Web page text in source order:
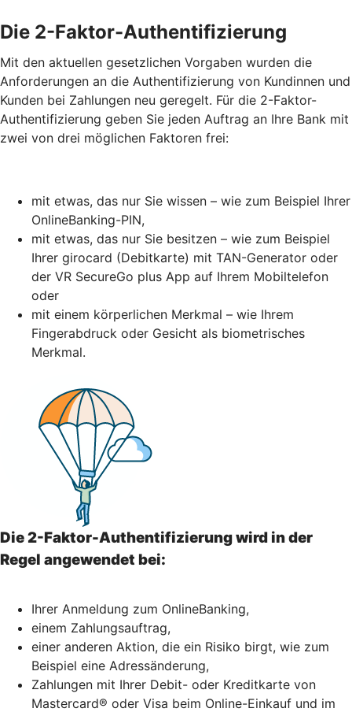
Die 2-Faktor-Authentifizierung
Mit den aktuellen gesetzlichen Vorgaben wurden die
Anforderungen an die Authentifizierung von Kundinnen und
Kunden bei Zahlungen neu geregelt. Für die 2-Faktor-
Authentifizierung geben Sie jeden Auftrag an Ihre Bank mit
zwei von drei möglichen Faktoren frei:
mit etwas, das nur Sie wissen – wie zum Beispiel Ihrer
OnlineBanking-PIN,
mit etwas, das nur Sie besitzen – wie zum Beispiel
Ihrer girocard (Debitkarte) mit TAN-Generator oder
der VR SecureGo plus App auf Ihrem Mobiltelefon
oder
mit einem körperlichen Merkmal – wie Ihrem
Fingerabdruck oder Gesicht als biometrisches
Merkmal.
Die 2-Faktor-Authentifizierung wird in der
Regel angewendet bei:
Ihrer Anmeldung zum OnlineBanking,
einem Zahlungsauftrag,
einer anderen Aktion, die ein Risiko birgt, wie zum
Beispiel eine Adressänderung,
Zahlungen mit Ihrer Debit- oder Kreditkarte von
Mastercard® oder Visa beim Online-Einkauf und im